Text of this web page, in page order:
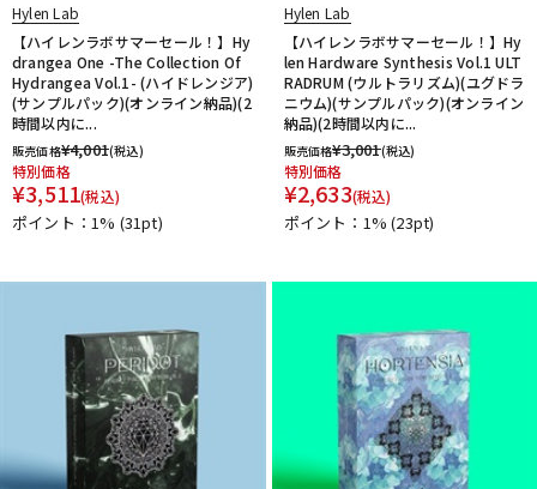
Hylen Lab
【ハイレンラボサマーセール！】Hy
drangea One -The Collection Of
Hydrangea Vol.1- (ハイドレンジア)
(サンプルパック)(オンライン納品)(2
時間以内に...
販売価格¥4,001(税込)
特別価格
¥3,511(税込)
ポイント：1% (31pt)
Hylen Lab
【ハイレンラボサマーセール！】Hy
len Hardware Synthesis Vol.1 ULT
RADRUM (ウルトラリズム)(ユグドラ
ニウム)(サンプルパック)(オンライン
納品)(2時間以内に...
販売価格¥3,001(税込)
特別価格
¥2,633(税込)
ポイント：1%(23pt)